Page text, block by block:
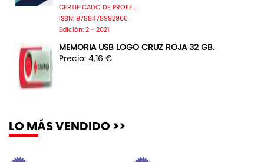
CERTIFICADO DE PROFE...
ISBN: 9788478992966
Edición: 2 - 2021
MEMORIA USB LOGO CRUZ ROJA 32 GB.
Precio: 4,16 €
LO MÁS VENDIDO >>